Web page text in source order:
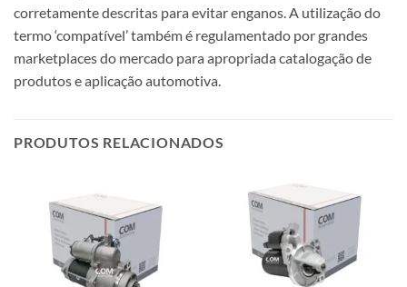
corretamente descritas para evitar enganos. A utilização do
termo ‘compatível’ também é regulamentado por grandes
marketplaces do mercado para apropriada catalogação de
produtos e aplicação automotiva.
PRODUTOS RELACIONADOS